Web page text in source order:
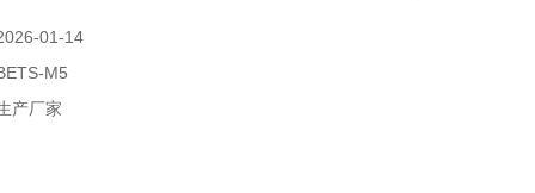
01-14
M5
产厂家